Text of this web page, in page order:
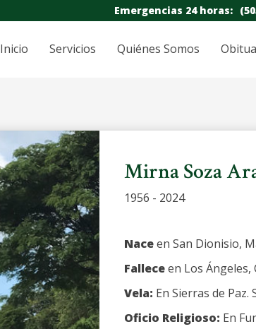
Emergencias 24 horas:
Inicio Servicios Quiénes Somos
Mirna Soza
1956 - 2024
Naceen San Dionisio,
Falleceen Los Ángeles,
Vela: En Sierras de Paz.
Oficio Religioso: En